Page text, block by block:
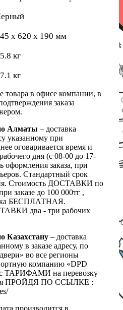
x 620 x 190 мм
кг
кг
товара в офисе компании, в
заказа
Алматы – доставка
указанному при
оговаривается время и
дня (с 08-00 до 17-
оформления заказа, при
Стандартный срок
Стоимость ДОСТАВКИ по
заказе до 100 000тг ,
БЕСПЛАТНАЯ.
два - три рабочих
Казахстану – доставка
в заказе адресу, по
во все регионы
компанию «DPD
с ТАРИФАМИ на перевозку
ПРОЙДЯ ПО ССЫЛКЕ :